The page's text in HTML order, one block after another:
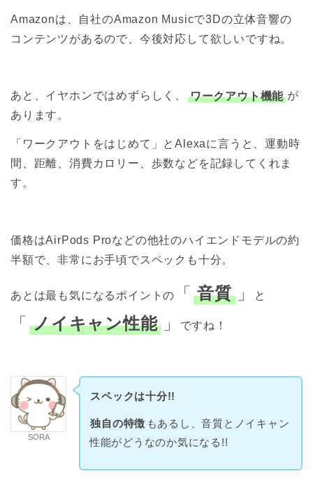
Amazonは、自社のAmazon Musicで3Dの立体音響の
コンテンツがあるので、今後対応して欲しいですね。
あと、イヤホンではめずらしく、 ワークアウト機能 が
あります。
「ワークアウトをはじめて」とAlexaに言うと、運動時
間、距離、消費カロリー、歩数などを記録してくれま
す。
価格はAirPods Proなどの他社のハイエンドモデルの約
半額で、非常にお手頃でスペックも十分。
あとは最も気になるポイントの 「 音質 」 と
「 ノイキャン性能 」 ですね！
SORA
スペックは十分!!
独自の特徴 もあるし、音質とノイキャン
性能がどうなのか気になる!!